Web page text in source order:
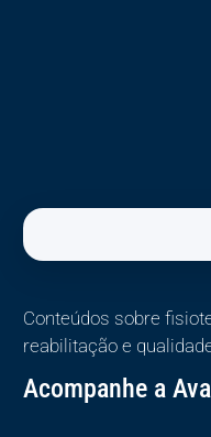
Acompanhe a
Conteúdos sobre
reabilitação e